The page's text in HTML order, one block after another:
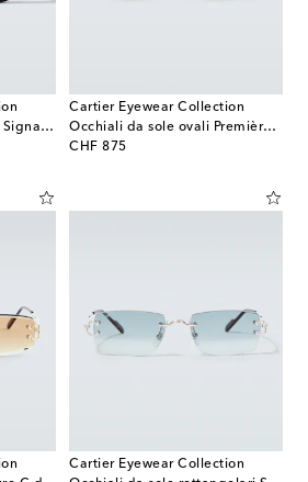
Occhiali da sole rotondi Signature C De Cartier
Cartier Eyewear Collection
Occhiali da sole ovali Première De Cartier
CHF 875
original price
Cartier Eyewear Collection